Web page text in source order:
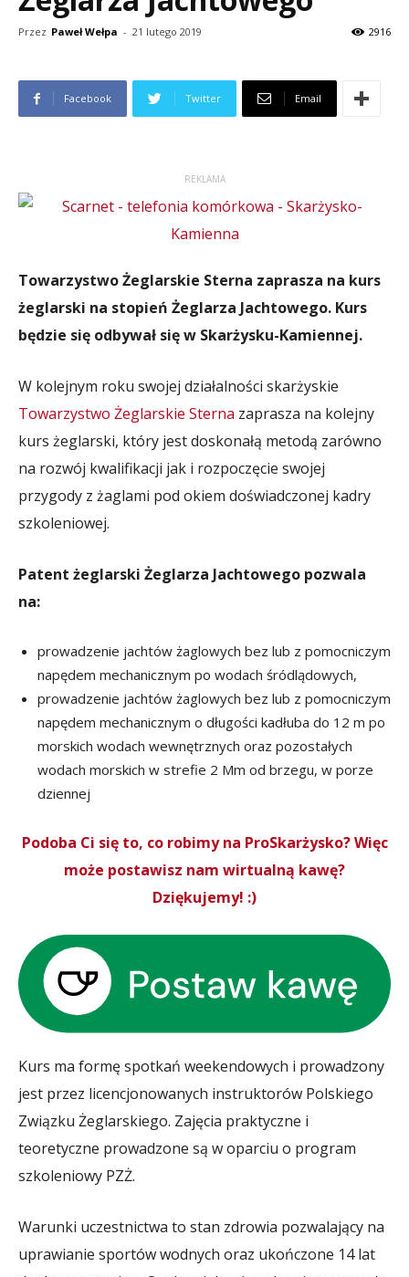
Przez Paweł Wełpa - 21 lutego 2019 2916
Facebook Twitter Email
REKLAMA
Towarzystwo Żeglarskie Sterna zaprasza na kurs
żeglarski na stopień Żeglarza Jachtowego. Kurs
będzie się odbywał się w Skarżysku-Kamiennej.
W kolejnym roku swojej działalności skarżyskie
Towarzystwo Żeglarskie Sterna zaprasza na kolejny
kurs żeglarski, który jest doskonałą metodą zarówno
na rozwój kwalifikacji jak i rozpoczęcie swojej
przygody z żaglami pod okiem doświadczonej kadry
szkoleniowej.
Patent żeglarski Żeglarza Jachtowego pozwala
na:
prowadzenie jachtów żaglowych bez lub z pomocniczym
napędem mechanicznym po wodach śródlądowych,
prowadzenie jachtów żaglowych bez lub z pomocniczym
napędem mechanicznym o długości kadłuba do 12 m po
morskich wodach wewnętrznych oraz pozostałych
wodach morskich w strefie 2 Mm od brzegu, w porze
dziennej
Podoba Ci się to, co robimy na ProSkarżysko? Więc
może postawisz nam wirtualną kawę?
Dziękujemy! :)
Kurs ma formę spotkań weekendowych i prowadzony
jest przez licencjonowanych instruktorów Polskiego
Związku Żeglarskiego. Zajęcia praktyczne i
teoretyczne prowadzone są w oparciu o program
szkoleniowy PZŻ.
Warunki uczestnictwa to stan zdrowia pozwalający na
uprawianie sportów wodnych oraz ukończone 14 lat